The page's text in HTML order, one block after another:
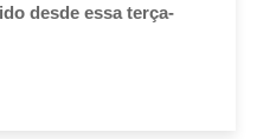
desde essa terça-